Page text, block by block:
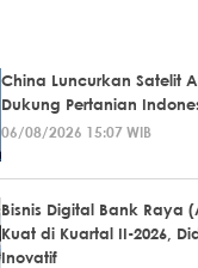
China Luncurkan Satelit
Dukung Pertanian
06/08/2026 15:07 WIB
Bisnis Digital Bank Raya
Kuat di Kuartal II-2026,
Inovatif